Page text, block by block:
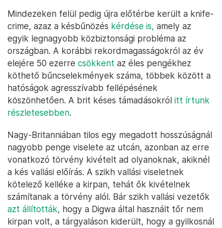
Mindezeken felül pedig újra előtérbe került a knife-
crime, azaz a késbűnözés kérdése is, amely az
egyik legnagyobb közbiztonsági probléma az
országban. A korábbi rekordmagasságokról az év
elejére 50 ezerre csökkent az éles pengékhez
köthető bűncselekmények száma, többek között a
hatóságok agresszívabb fellépésének
köszönhetően. A brit késes támadásokról itt írtunk
részletesebben.
Nagy-Britanniában tilos egy megadott hosszúságnál
nagyobb penge viselete az utcán, azonban az erre
vonatkozó törvény kivételt ad olyanoknak, akiknél
a kés vallási előírás. A szikh vallási viseletnek
kötelező kelléke a kirpan, tehát ők kivételnek
számítanak a törvény alól. Bár szikh vallási vezetők
azt állították, hogy a Digwa által használt tőr nem
kirpan volt, a tárgyaláson kiderült, hogy a gyilkosnál